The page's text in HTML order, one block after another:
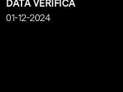
DATA VERIFICA
01-12-2024